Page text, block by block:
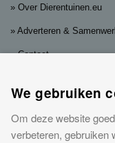
» Over Dierentuinen.eu
» Adverteren &
» Contact
Leuke dagjes
dierentuinen
We gebruiken
Om deze website
verbeteren, gebruiken